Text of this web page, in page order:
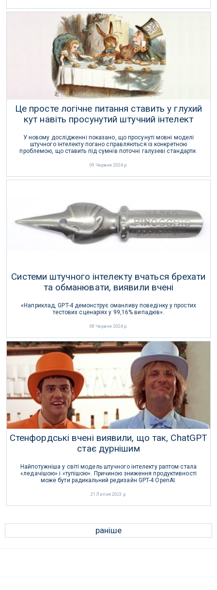
Це просте логічне питання ставить у глухий
кут навіть просунутий штучний інтелект
У новому дослідженні показано, що просунуті мовні моделі
штучного інтелекту погано справляються із конкретною
проблемою, що ставить під сумнів поточні галузеві стандарти.
09 Червня 2024 р.
Системи штучного інтелекту вчаться брехати
та обманювати, виявили вчені
«Наприклад, GPT-4 демонструє оманливу поведінку у простих
тестових сценаріях у 99,16% випадків».
08 Червня 2024 р.
Стенфордські вчені виявили, що так, ChatGPT
стає дурнішим
Найпотужніша у світі модель штучного інтелекту раптом стала
«ледачішою» і «тупішою». Причиною зниження продуктивності
може бути радикальний редизайн GPT-4 OpenAI.
21 Липня 2023 р.
раніше